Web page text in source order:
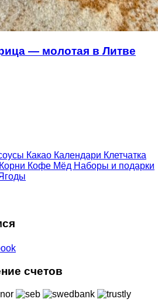
— молотая в Литве
Какао Календари Клетчатка
Корни Кофе Мёд Наборы и подарки
счетов